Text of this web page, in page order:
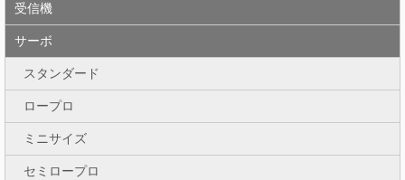
受信機
サーボ
スタンダード
ロープロ
ミニサイズ
セミロープロ